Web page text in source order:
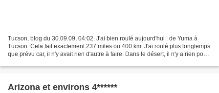
Tucson, blog du 30.09.09, 04:02. J'ai bien roulé aujourd'hui : de Yuma à
Tucson. Cela fait exactement 237 miles ou 400 km. J'ai roulé plus longtemps
que prévu car, il n'y avait rien d'autre à faire. Dans le désert, il n'y a rien pour
Arizona et environs 4******